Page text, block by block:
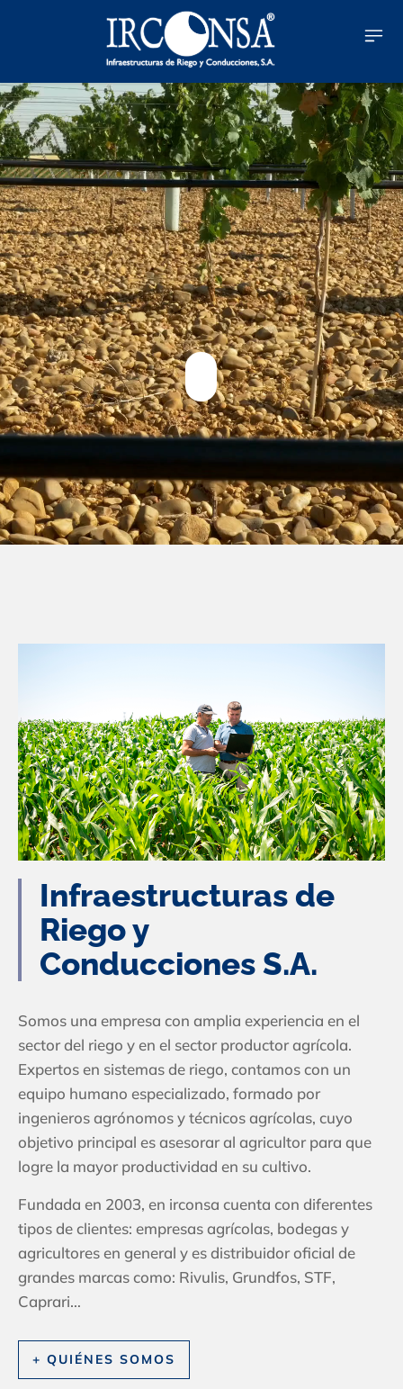
Infraestructuras de
Riego y
Conducciones S.A.
Somos una empresa con amplia experiencia en el
sector del riego y en el sector productor agrícola.
Expertos en sistemas de riego, contamos con un
equipo humano especializado, formado por
ingenieros agrónomos y técnicos agrícolas, cuyo
objetivo principal es asesorar al agricultor para que
logre la mayor productividad en su cultivo.
Fundada en 2003, en irconsa cuenta con diferentes
tipos de clientes: empresas agrícolas, bodegas y
agricultores en general y es distribuidor oficial de
grandes marcas como: Rivulis, Grundfos, STF,
Caprari…
+ QUIÉNES SOMOS